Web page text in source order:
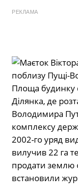
РЕКЛАМА
Ділянка, де
Володимира
комплексу
2002-го уряд
вилучив 22 га
продати землю
встановили